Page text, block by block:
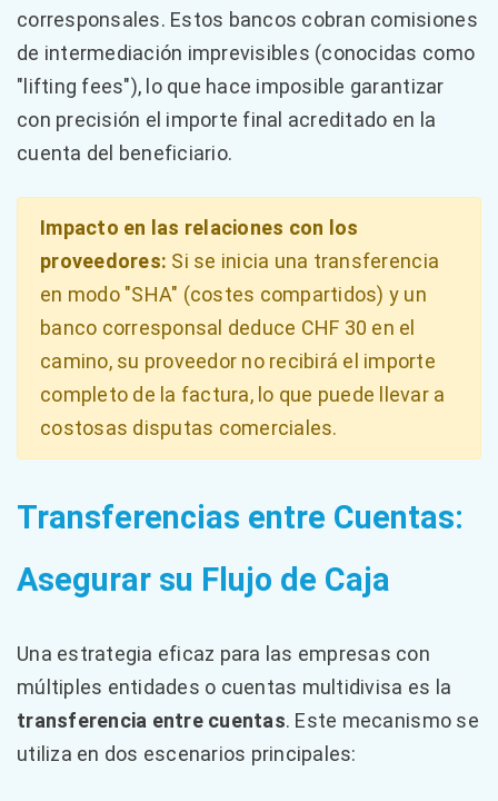
corresponsales. Estos bancos cobran comisiones
de intermediación imprevisibles (conocidas como
"lifting fees"), lo que hace imposible garantizar
con precisión el importe final acreditado en la
cuenta del beneficiario.
Impacto en las relaciones con los
proveedores: Si se inicia una transferencia
en modo "SHA" (costes compartidos) y un
banco corresponsal deduce CHF 30 en el
camino, su proveedor no recibirá el importe
completo de la factura, lo que puede llevar a
costosas disputas comerciales.
Transferencias entre Cuentas:
Asegurar su Flujo de Caja
Una estrategia eficaz para las empresas con
múltiples entidades o cuentas multidivisa es la
transferencia entre cuentas. Este mecanismo se
utiliza en dos escenarios principales: